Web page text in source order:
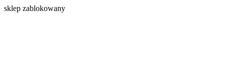
sklep zablokowany